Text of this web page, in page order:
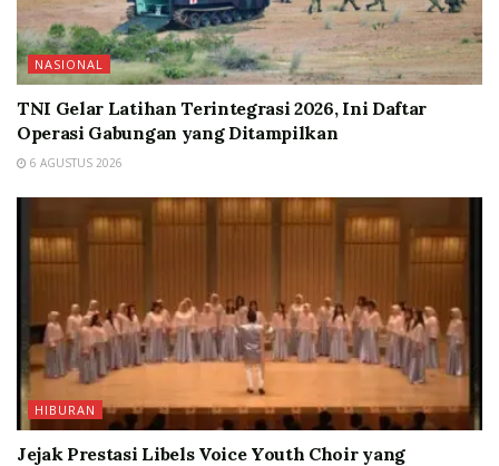
NASIONAL
TNI Gelar Latihan Terintegrasi 2026, Ini Daftar
Operasi Gabungan yang Ditampilkan
6 AGUSTUS 2026
HIBURAN
Jejak Prestasi Libels Voice Youth Choir yang